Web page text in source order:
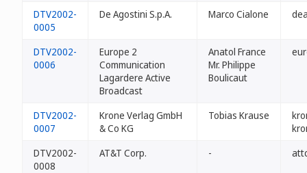
DTV2002-
0005
De Agostini S.p.A. Marco Cialone
DTV2002-
0006
Europe 2
Communication
Lagardere Active
Broadcast
Anatol France
Mr. Philippe
Boulicaut
DTV2002-
0007
Krone Verlag GmbH
& Co KG
Tobias Krause
DTV2002-
0008
AT&T Corp. -